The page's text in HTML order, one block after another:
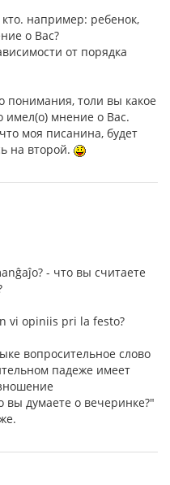
например: ребенок,
о Вас?
от порядка
понимания, толи вы какое
имел(о) мнение о Вас.
моя писанина, будет
на второй.
- что вы считаете
vi opiniis pri la festo?
вопросительное слово
падеже имеет
вы думаете о вечеринке?"